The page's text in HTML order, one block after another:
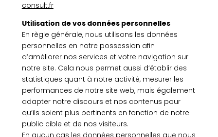
consult.fr
Utilisation de vos données personnelles
En règle générale, nous utilisons les données
personnelles en notre possession afin
d’améliorer nos services et votre navigation sur
notre site. Cela nous permet aussi d’établir des
statistiques quant à notre activité, mesurer les
performances de notre site web, mais également
adapter notre discours et nos contenus pour
qu’ils soient plus pertinents en fonction de notre
public cible et de nos visiteurs.
En aucun cas les données personnelles que nous